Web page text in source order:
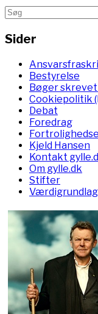
Sider
Bestyrelse
Bøger skrevet
Cookiepolitik
Debat
Foredrag
Kjeld Hansen
Kontakt
Om gylle.dk
Stifter
Værdigrundlag